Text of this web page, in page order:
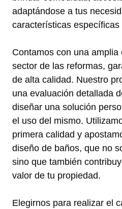
adaptándose a tus
características específicas
Contamos con una amplia
sector de las reformas,
de alta calidad. Nuestro
una evaluación detallada
diseñar una solución
el uso del mismo.
primera calidad y
diseño de baños, que no
sino que también
valor de tu propiedad.
Elegirnos para realizar el